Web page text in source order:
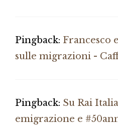
Pingback: Francesco
sulle migrazioni -
Pingback: Su Rai
emigrazione e